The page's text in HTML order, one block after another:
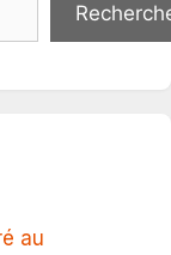
au